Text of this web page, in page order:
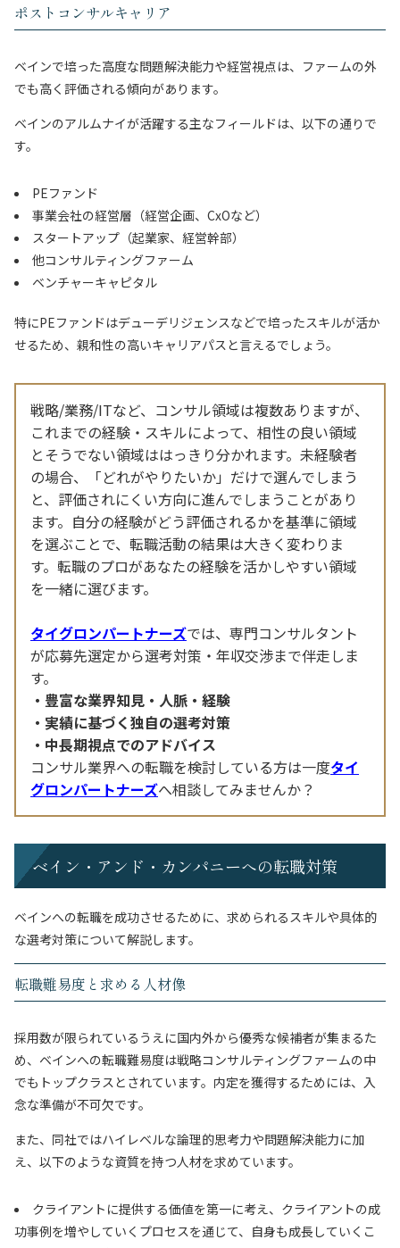
ポストコンサルキャリア
ベインで培った高度な問題解決能力や経営視点は、ファームの外
でも高く評価される傾向があります。
ベインのアルムナイが活躍する主なフィールドは、以下の通りで
す。
PEファンド
事業会社の経営層（経営企画、CxOなど）
スタートアップ（起業家、経営幹部）
他コンサルティングファーム
ベンチャーキャピタル
特にPEファンドはデューデリジェンスなどで培ったスキルが活か
せるため、親和性の高いキャリアパスと言えるでしょう。
戦略/業務/ITなど、コンサル領域は複数ありますが、
これまでの経験・スキルによって、相性の良い領域
とそうでない領域ははっきり分かれます。未経験者
の場合、「どれがやりたいか」だけで選んでしまう
と、評価されにくい方向に進んでしまうことがあり
ます。自分の経験がどう評価されるかを基準に領域
を選ぶことで、転職活動の結果は大きく変わりま
す。転職のプロがあなたの経験を活かしやすい領域
を一緒に選びます。
タイグロンパートナーズでは、専門コンサルタント
が応募先選定から選考対策・年収交渉まで伴走しま
す。
豊富な業界知見・人脈・経験
実績に基づく独自の選考対策
中長期視点でのアドバイス
コンサル業界への転職を検討している方は一度タイ
グロンパートナーズへ相談してみませんか？
ベイン・アンド・カンパニーへの転職対策
ベインへの転職を成功させるために、求められるスキルや具体的
な選考対策について解説します。
転職難易度と求める人材像
採用数が限られているうえに国内外から優秀な候補者が集まるた
め、ベインへの転職難易度は戦略コンサルティングファームの中
でもトップクラスとされています。内定を獲得するためには、入
念な準備が不可欠です。
また、同社ではハイレベルな論理的思考力や問題解決能力に加
え、以下のような資質を持つ人材を求めています。
クライアントに提供する価値を第一に考え、クライアントの成
功事例を増やしていくプロセスを通じて、自身も成長していくこ